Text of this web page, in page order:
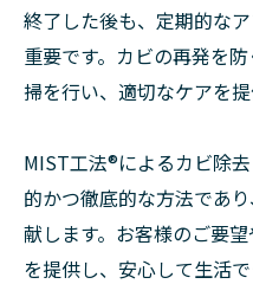
終了した後も、定期的な
重要です。カビの再発を
掃を行い、適切なケアを提
MIST工法®によるカビ除
的かつ徹底的な方法であ
献します。お客様のご要
を提供し、安心して生活